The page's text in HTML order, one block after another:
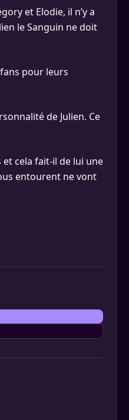
et Elodie, il n’y a
le Sanguin ne doit
pour leurs
de Julien. Ce
et cela fait-il de lui une
entourent ne vont